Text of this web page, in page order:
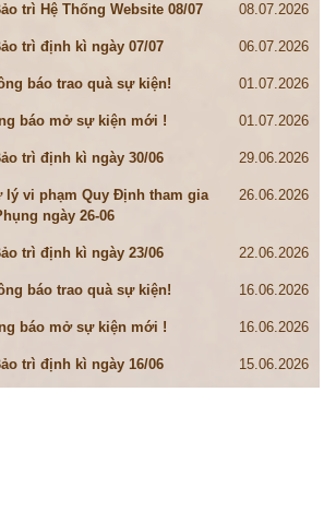
trì Hệ Thống Website 08/07 08.07.2026
trì định kì ngày 07/07 06.07.2026
báo trao quà sự kiện! 01.07.2026
báo mở sự kiện mới ! 01.07.2026
trì định kì ngày 30/06 29.06.2026
lý vi phạm Quy Định tham gia
ngày 26-06
26.06.2026
trì định kì ngày 23/06 22.06.2026
báo trao quà sự kiện! 16.06.2026
báo mở sự kiện mới ! 16.06.2026
trì định kì ngày 16/06 15.06.2026